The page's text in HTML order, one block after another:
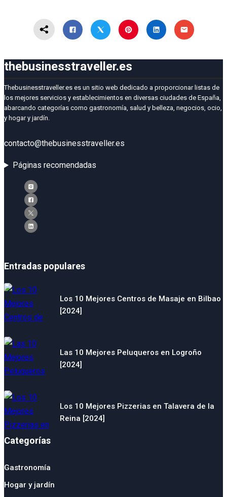
thebusinesstraveller.es
Thebusinesstraveller.es es un sitio web dedicado a proporcionar listas de
los mejores servicios y establecimientos en diversas ciudades de España,
abarcando categorías como gastronomía, salud y belleza, negocios, ocio,
y hogar y jardín.
contacto@thebusinesstraveller.es
Páginas recomendadas
Entradas populares
Los 10 Mejores Centros de Masaje en Bilbao
[2024]
Las 10 Mejores Peluqueros en Logroño
[2024]
Los 10 Mejores Pizzerias en Talavera de la
Reina [2024]
Categorías
Gastronomía
Hogar y jardín